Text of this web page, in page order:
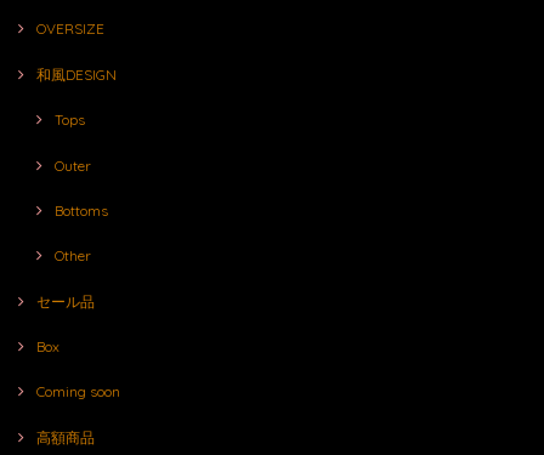
OVERSIZE
和風DESIGN
Tops
Outer
Bottoms
Other
セール品
Box
Coming soon
高額商品